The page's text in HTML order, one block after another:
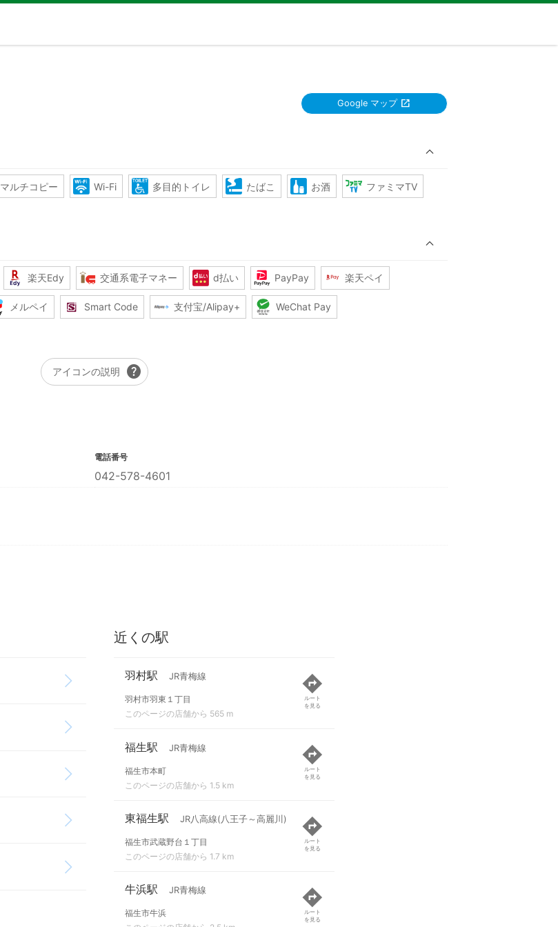
Google マップ
マルチコピー Wi-Fi 多目的トイレ たばこ お酒 ファミマTV
楽天Edy 交通系電子マネー d払い PayPay 楽天ペイ
メルペイ Smart Code 支付宝/Alipay+ WeChat Pay
アイコンの説明 help
電話番号
042-578-4601
近くの駅
羽村駅 JR青梅線
羽村市羽東１丁目
このページの店舗から 565 m
ルート
を見る
福生駅 JR青梅線
福生市本町
このページの店舗から 1.5 km
ルート
を見る
東福生駅 JR八高線(八王子～高麗川)
福生市武蔵野台１丁目
このページの店舗から 1.7 km
ルート
を見る
牛浜駅 JR青梅線
福生市牛浜
ルート
を見る